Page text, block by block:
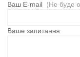
Ваш E-mail (Не буде
Ваше запитання